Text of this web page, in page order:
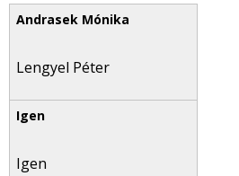
Lengyel Péter
Igen